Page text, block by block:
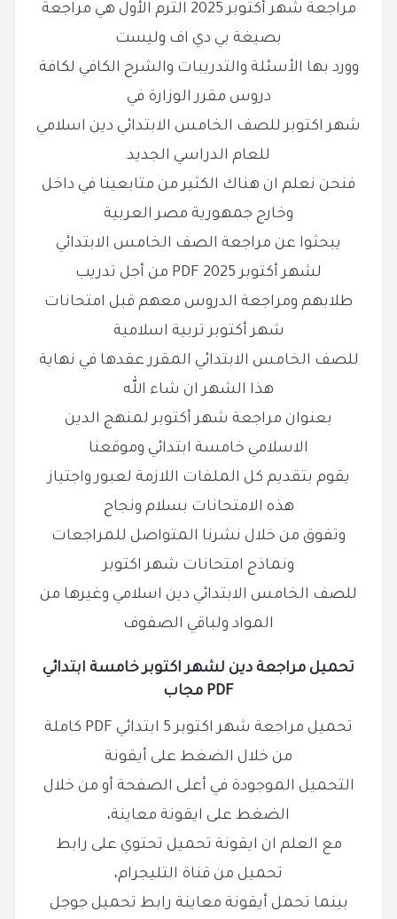
مراجعة شهر أكتوبر 2025 الترم الأول هي مراجعة
بصيغة بي دي اف وليست
وورد بها الأسئلة والتدريبات والشرح الكافي لكافة
دروس مقرر الوزارة في
شهر اكتوبر للصف الخامس الابتدائي دين اسلامي
للعام الدراسي الجديد
فنحن نعلم ان هناك الكثير من متابعينا في داخل
وخارج جمهورية مصر العربية
يبحثوا عن مراجعة الصف الخامس الابتدائي
لشهر أكتوبر 2025 PDF من أجل تدريب
طلابهم ومراجعة الدروس معهم قبل امتحانات
شهر أكتوبر تربية اسلامية
للصف الخامس الابتدائي المقرر عقدها في نهاية
هذا الشهر ان شاء الله
بعنوان مراجعة شهر أكتوبر لمنهج الدين
الاسلامي خامسة ابتدائي وموقعنا
يقوم بتقديم كل الملفات اللازمة لعبور واجتياز
هذه الامتحانات بسلام ونجاح
وتفوق من خلال نشرنا المتواصل للمراجعات
ونماذج امتحانات شهر اكتوبر
للصف الخامس الابتدائي دين اسلامي وغيرها من
المواد ولباقي الصفوف
تحميل مراجعة دين لشهر اكتوبر خامسة ابتدائي
PDF مجاب
تحميل مراجعة شهر اكتوبر 5 ابتدائي PDF كاملة
من خلال الضغط على أيقونة
التحميل الموجودة في أعلى الصفحة أو من خلال
الضغط على ايقونة معاينة،
مع العلم ان ايقونة تحميل تحتوي على رابط
تحميل من قناة التليجرام،
بينما تحمل أيقونة معاينة رابط تحميل جوجل